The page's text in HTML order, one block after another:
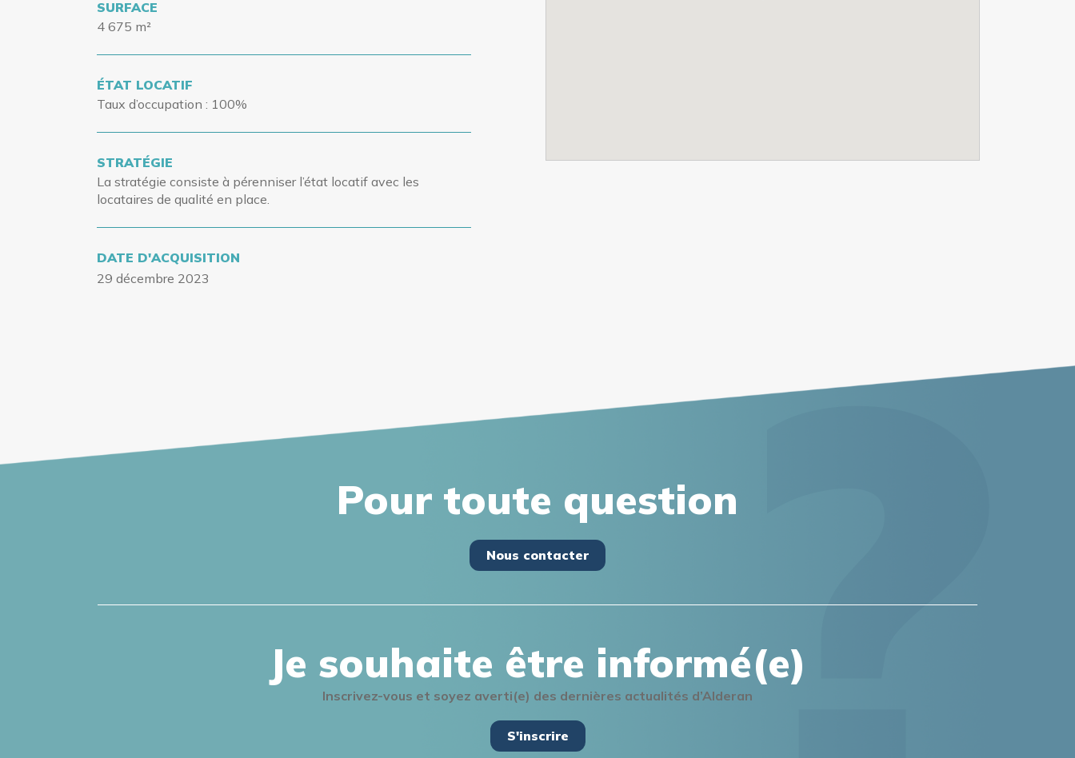
SURFACE
4 675 m²
ÉTAT LOCATIF
Taux d’occupation : 100%
STRATÉGIE
La stratégie consiste à pérenniser l’état locatif avec les
locataires de qualité en place.
DATE D'ACQUISITION
29 décembre 2023
Pour toute question
Nous contacter
Je souhaite être informé(e)
Inscrivez-vous et soyez averti(e) des dernières actualités d’Alderan
S'inscrire